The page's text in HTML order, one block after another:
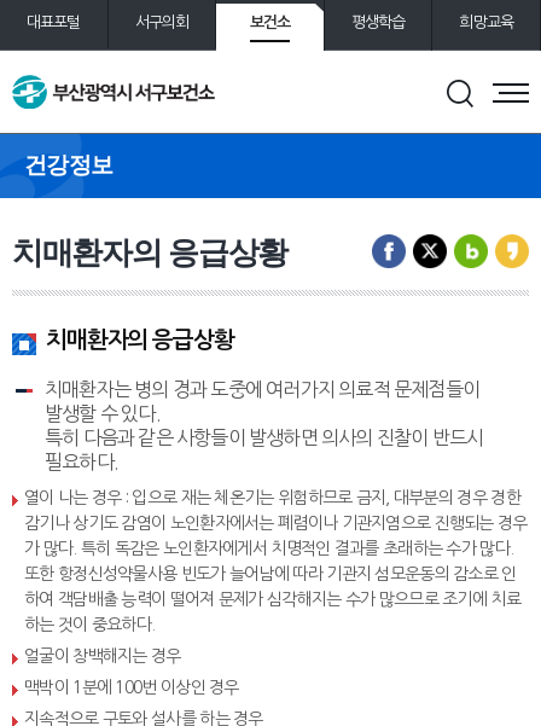
대표포털 서구의회 보건소 평생학습 희망교육
건강정보
치매환자의 응급상황
치매환자의 응급상황
치매환자는 병의 경과 도중에 여러가지 의료적 문제점들이
발생할 수 있다.
특히 다음과 같은 사항들이 발생하면 의사의 진찰이 반드시
필요하다.
열이 나는 경우 : 입으로 재는 체온기는 위험하므로 금지, 대부분의 경우 경한
감기나 상기도 감염이 노인환자에서는 폐렴이나 기관지염으로 진행되는 경우
가 많다. 특히 독감은 노인환자에게서 치명적인 결과를 초래하는 수가 많다.
또한 항정신성약물사용 빈도가 늘어남에 따라 기관지 섬모운동의 감소로 인
하여 객담배출 능력이 떨어져 문제가 심각해지는 수가 많으므로 조기에 치료
하는 것이 중요하다.
얼굴이 창백해지는 경우
맥박이 1분에 100번 이상인 경우
지속적으로 구토와 설사를 하는 경우